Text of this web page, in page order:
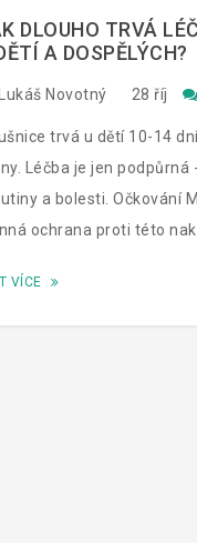
DLOUHO TRVÁ
A DOSPĚLÝCH?
Lukáš Novotný 28 říj
trvá u dětí 10-14
Léčba je jen podpůrná
a bolesti. Očkování
ochrana proti této
VÍCE